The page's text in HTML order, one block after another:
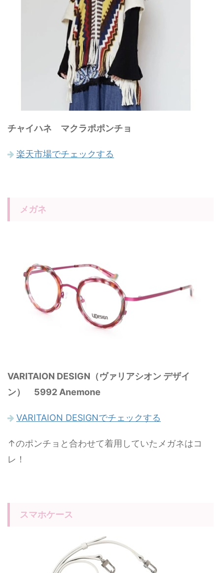
チャイハネ マクラポポンチョ
楽天市場でチェックする
メガネ
VARITAION DESIGN（ヴァリアシオン デザイ
ン） 5992 Anemone
VARITAION DESIGNでチェックする
↑のポンチョと合わせて着用していたメガネはコ
レ！
スマホケース